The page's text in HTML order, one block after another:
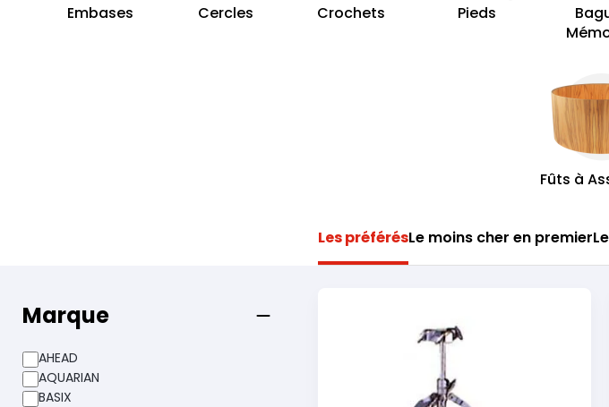
Embases Cercles Crochets Pieds
Fûts à
Les préférésLe moins cher en premier
Marque
AHEAD
AQUARIAN
BASIX